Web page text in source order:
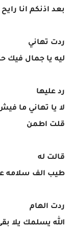
بعد اذنكم انا
ردت تهاني
ليه يا جمال فيك
رد عليها
لا يا تهاني ما
قلت اطمن
قالت له
طيب الف سلامه
ردت الهام
الله يسلمك يلا